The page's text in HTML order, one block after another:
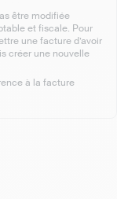
être modifiée
et fiscale. Pour
une facture d’avoir
créer une nouvelle
à la facture